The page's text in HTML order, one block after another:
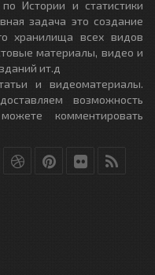
Истории и статистики
задача это создание
хранилища всех видов
материалы, видео и
ит.д
и видеоматериалы.
возможность
комментировать